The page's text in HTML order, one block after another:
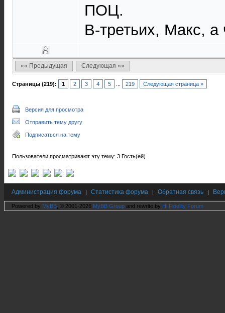
ПОЦ.
В-третьих, Макс,
«« Предыдущая Следующая »»
Страницы (219): 1 2 3 4 5 219 Следующая страница »
Версия для просмотра
Отправить тему другу
Подписаться на тему
Пользователи просматривают эту тему: 3 Гость(ей)
Администрация форума | Статистика форума | Обратная связь |
Powered by MyBB , © 2001-2026 MyBB Group and rewrite by Hi Fidelity Forum